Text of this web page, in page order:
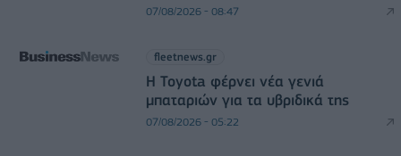
07/08/2026 - 08:47
fleetnews.gr
Η Toyota φέρνει νέα γενιά
μπαταριών για τα υβριδικά της
07/08/2026 - 05:22